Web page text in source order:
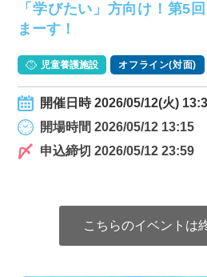
「学びたい」方向け！第5
まーす！
児童養護施設 オフライン(対面)
開催日時 2026/05/12(火)
開場時間 2026/05/12 13:15
申込締切 2026/05/12 23:59
こちらのイベントは